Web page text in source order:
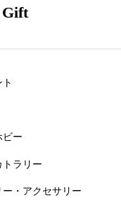
・レビュー
ビー
ラリー
ー・アクセサリー